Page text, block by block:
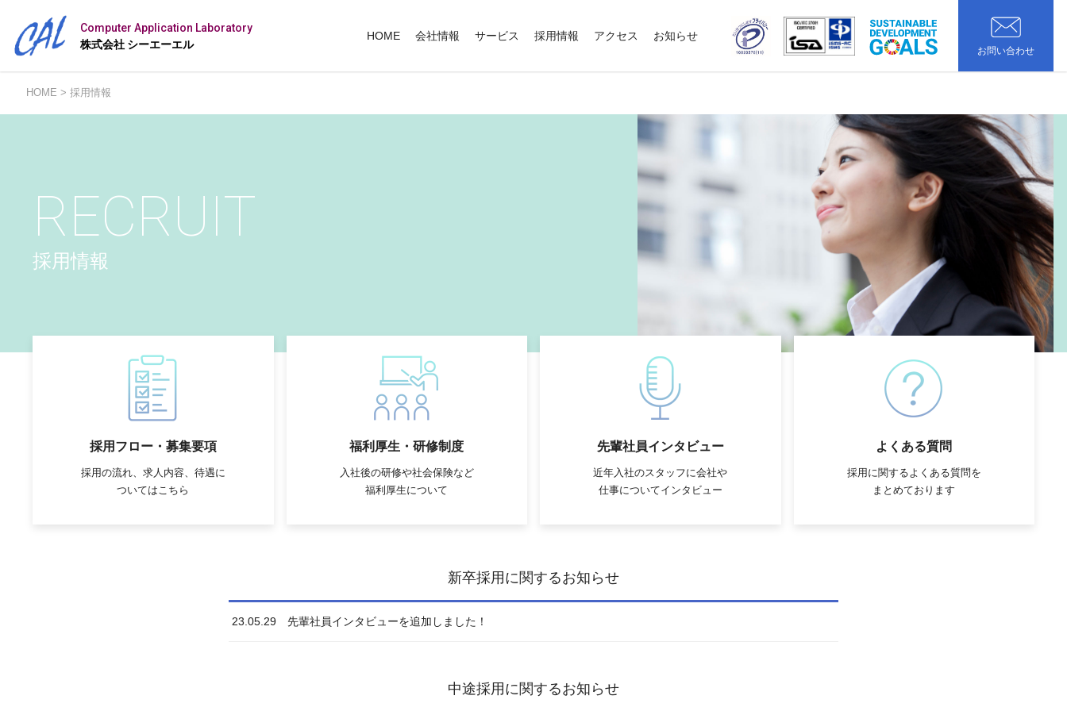
Computer Application Laboratory
株式会社 シーエーエル
HOME 会社情報 サービス 採用情報 アクセス お知らせ
お問い合わせ
HOME > 採用情報
RECRUIT
採用情報
採用フロー・募集要項
採用の流れ、求人内容、待遇に
ついてはこちら
福利厚生・研修制度
入社後の研修や社会保険など
福利厚生について
先輩社員インタビュー
近年入社のスタッフに会社や
仕事についてインタビュー
よくある質問
採用に関するよくある質問を
まとめております
新卒採用に関するお知らせ
23.05.29 先輩社員インタビューを追加しました！
中途採用に関するお知らせ